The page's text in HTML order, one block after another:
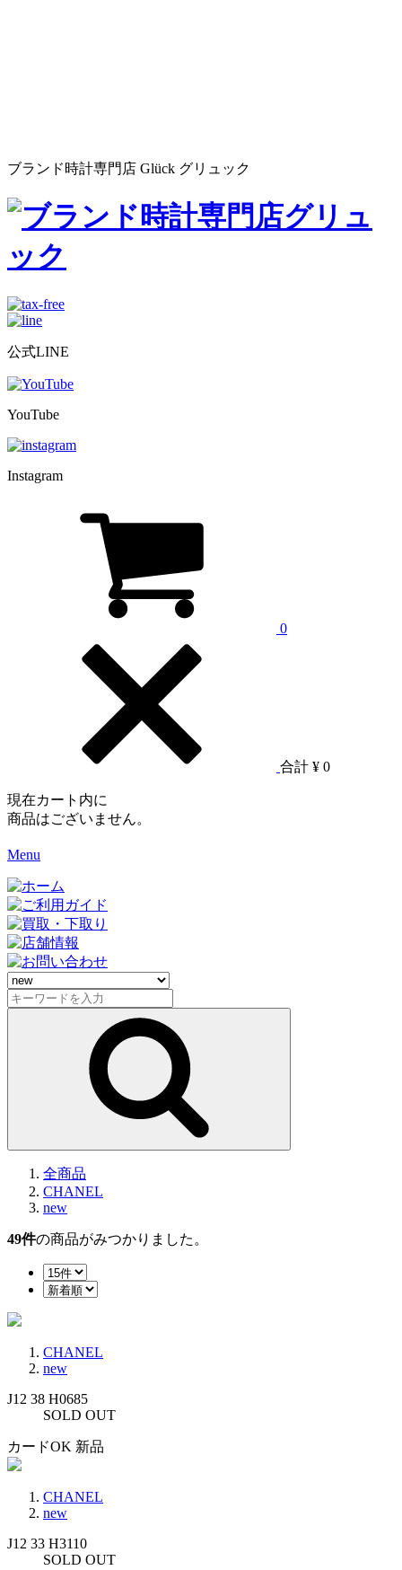
ブランド時計専門店 Glück グリュック
公式LINE
YouTube
Instagram
0
合計 ¥ 0
現在カート内に
商品はございません。
Menu
全商品
CHANEL
new
49件の商品がみつかりました。
CHANEL
new
J12 38 H0685
SOLD OUT
カードOK 新品
CHANEL
new
J12 33 H3110
SOLD OUT